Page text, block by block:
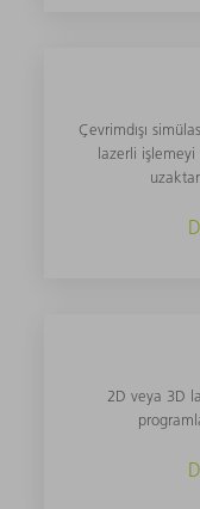
Çevrimdışı
lazerli işlemeyi
2D veya 3D